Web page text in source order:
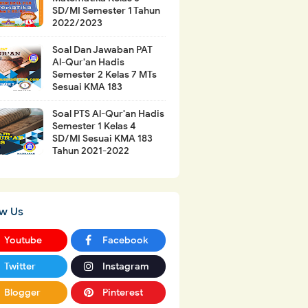
SD/MI Semester 1 Tahun
2022/2023
Soal Dan Jawaban PAT
Al-Qur'an Hadis
Semester 2 Kelas 7 MTs
Sesuai KMA 183
Soal PTS Al-Qur'an Hadis
Semester 1 Kelas 4
SD/MI Sesuai KMA 183
Tahun 2021-2022
Us
Youtube Facebook
Twitter Instagram
Blogger Pinterest